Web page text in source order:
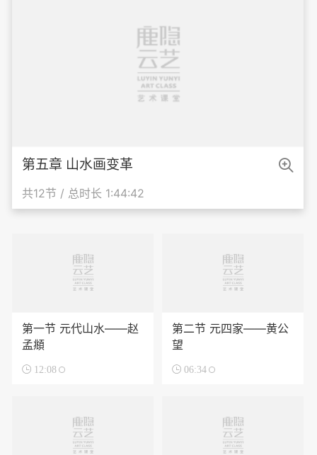
第五章 山水画变革
共12节 / 总时长 1:44:42

第一节 元代山水——赵
孟頫
 12:08
第二节 元四家——黄公
望
 06:34